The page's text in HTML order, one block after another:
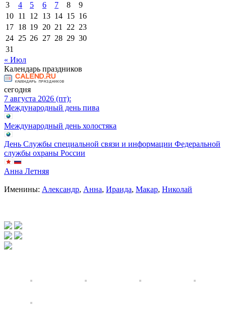
3
4 5 6 7 8
9
10 11 12 13 14 15 16
17 18 19 20 21 22 23
24 25 26 27 28 29 30
31
« Июл
Календарь праздников
сегодня
7 августа 2026 (пт):
Международный день пива
Международный день холостяка
День Службы специальной связи и информации Федеральной
службы охраны России
Анна Летняя
Именины: Александр, Анна, Ираида, Макар, Николай